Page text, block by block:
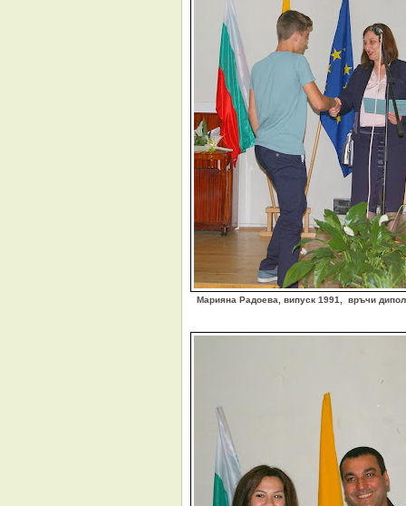
Марияна Радоева, випуск 1991, връчи